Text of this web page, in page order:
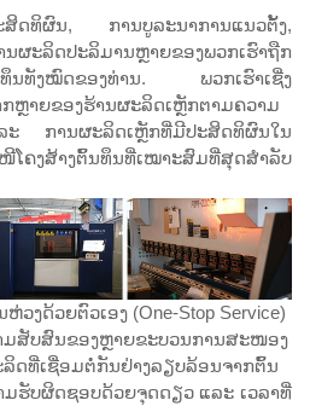
ສິດທິຜົນ, ການບູລະນາການແນວຕັ້ງ,
ະລິດປະລິມານຫຼາຍຂອງພວກເຮົາຖືກ
ທຶນທັງໝົດຂອງທ່ານ. ພວກເຮົາເຊີ່ງ
ຫຼາຍຂອງຮ້ານຜະລິດເຫຼັກຕາມຄວາມ
ະ ການຜະລິດເຫຼັກທີ່ມີປະສິດທິຜົນໃນ
ງສ້າງຕົ້ນທຶນທີ່ເໝາະສົມທີ່ສຸດສຳລັບ
ວງດ້ວຍຕົວເອງ (One-Stop Service)
ມສັບສົນຂອງຫຼາຍຂະບວນການສະໜອງ
ດທີ່ເຊື່ອມຕໍ່ກັນຢ່າງລຽບລ້ອນຈາກຕົ້ນ
ຮັບຜິດຊອບດ້ວຍຈຸດດຽວ ແລະ ເວລາທີ່